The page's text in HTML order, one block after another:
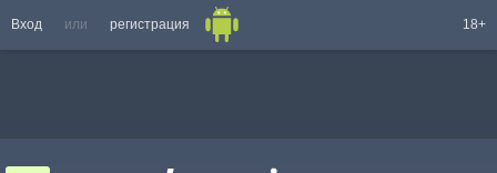
Вход или регистрация 18+